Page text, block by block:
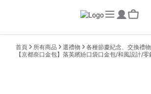
首頁 所有商品 選禮物
各種節慶紀念、交換禮
【京都奈口金包】落英繽紛口袋口金包/和風設計/零